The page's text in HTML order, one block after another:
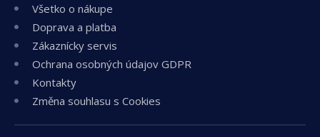
Všetko o nákupe
Doprava a platba
Zákaznícky servis
Ochrana osobných údajov GDPR
Kontakty
Změna souhlasu s Cookies